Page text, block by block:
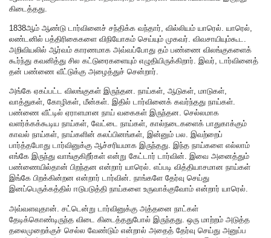
கிடைத்தது.
1838ஆம் ஆண்டு டார்வினைச் சந்திக்க வந்தார், வில்லியம் யாரெல். யாரெல்,
லண்டனில் பத்திரிகைகளை விநியோகம் செய்யும் முகவர். விவசாயியும்கூட.
அறிவியலில் ஆர்வம் காரணமாக அவ்வப்போது தம் பண்ணை விலங்குகளைக்
கூர்ந்து கவனித்து சில கட்டுரைகளையும் எழுதியிருக்கிறார். இவர், டார்வினைத்
தன் பண்ணை வீட்டுக்கு அழைத்துச் சென்றார்.
அங்கே ஏகப்பட்ட விலங்குகள் இருந்தன. நாய்கள், ஆடுகள், மாடுகள்,
வாத்துகள், கோழிகள், மீன்கள். இதில் டார்வினைக் கவர்ந்தது நாய்கள்.
பண்ணை வீட்டில் ஏராளமான நாய் வகைகள் இருந்தன. செல்லமாக
வளர்க்கக்கூடிய நாய்கள், வேட்டை நாய்கள், கால்நடைகளைக் பாதுகாக்கும்
காவல் நாய்கள், நாய்களின் கலப்பினங்கள், இன்னும் பல. இவற்றைப்
பார்த்தபோது டார்வினுக்கு ஆச்சரியமாக இருந்தது. இந்த நாய்களை எல்லாம்
எங்கே இருந்து வாங்குகிறீர்கள் என்று கேட்டார் டார்வின். இவை அனைத்தும்
பண்ணையில்தான் பிறந்தன என்றார் யாரெல். எப்படி வித்தியாசமான நாய்கள்
இங்கே பிறக்கின்றன என்றார் டார்வின். நாங்களே தேர்வு செய்து
இனப்பெருக்கத்தில் ஈடுபடுத்தி நாய்களை உருவாக்குவோம் என்றார் யாரெல்.
அவ்வளவுதான். சட்டென்று டார்வினுக்கு அத்தனை நாட்கள்
தேடிக்கொண்டிருந்த விடை கிடைத்ததுபோல் இருந்தது. ஒரு மாற்றம் அடுத்த
தலைமுறைக்குச் செல்ல வேண்டும் என்றால் அதைத் தேர்வு செய்து அனுப்ப